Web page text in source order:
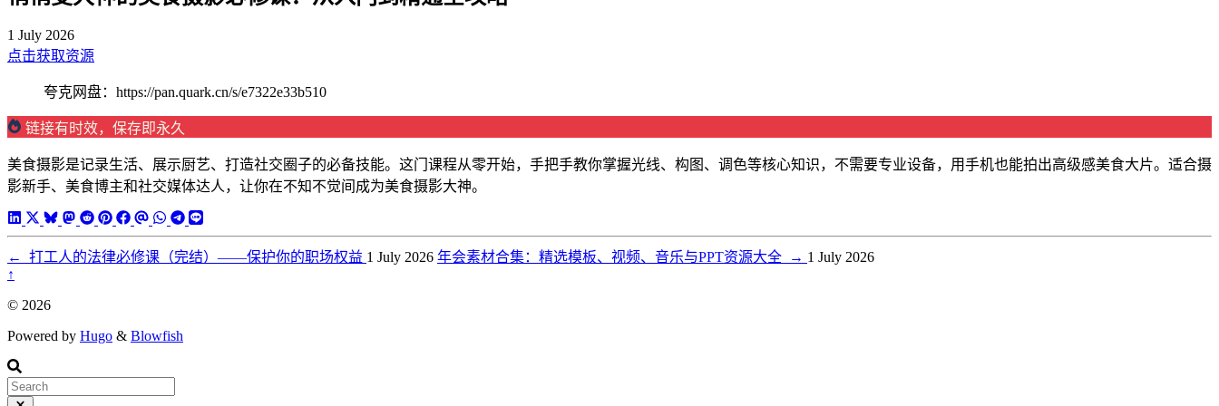
1 July 2026
点击获取资源
夸克网盘：https://pan.quark.cn/s/e7322e33b510
链接有时效，保存即永久
美食摄影是记录生活、展示厨艺、打造社交圈子的必备技能。这门课程从零开始，手把手教你掌握光线、构图、调色等核心知识，不需要专业设备，用手机也能拍出高级感美食大片。适合摄
影新手、美食博主和社交媒体达人，让你在不知不觉间成为美食摄影大神。
← 打工人的法律必修课（完结）——保护你的职场权益 1 July 2026 年会素材合集：精选模板、视频、音乐与PPT资源大全 → 1 July 2026
↑
© 2026
Powered by Hugo & Blowfish